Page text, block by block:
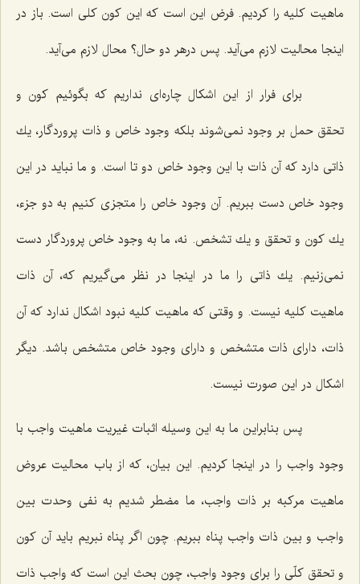
ماهیت كلیه را كردیم. فرض این است كه این كون كلى است. باز در
اینجا محالیت لازم مى‌آید. پس درهر دو حال؟ محال لازم مى‌آید.
براى فرار از این اشكال چاره‌اى نداریم كه بگوئیم كون و
تحقق حمل بر وجود نمى‌شوند بلكه وجود خاص و ذات پروردگار، یك
ذاتى دارد كه آن ذات با این وجود خاص دو تا است. و ما نباید در این
وجود خاص دست ببریم. آن وجود خاص را متجزى كنیم به دو جزء،
یك كون و تحقق و یك تشخص. نه، ما به وجود خاص پروردگار دست
نمى‌زنیم. یك ذاتى را ما در اینجا در نظر مى‌گیریم كه، آن ذات
ماهیت كلیه نیست. و وقتى كه ماهیت كلیه نبود اشكال ندارد كه آن
ذات، داراى ذات متشخص و داراى وجود خاص متشخص باشد. دیگر
اشكال در این صورت نیست.
پس بنابراین ما به این وسیله اثبات غیریت ماهیت واجب با
وجود واجب را در اینجا كردیم. این بیان، كه از باب محالیت عروض
ماهیت مركبه بر ذات واجب، ما مضطر شدیم به نفى وحدت بین
واجب و بین ذات واجب پناه ببریم. چون اگر پناه نبریم باید آن كون
و تحقق كلّى را براى وجود واجب، چون بحث این است كه واجب ذات